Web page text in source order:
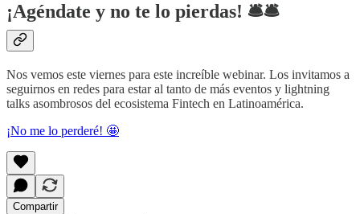
¡Agéndate y no te lo pierdas! 🛎️​🛎️​
Nos vemos este viernes para este increíble webinar. Los invitamos a
seguirnos en redes para estar al tanto de más eventos y lightning
talks asombrosos del ecosistema Fintech en Latinoamérica.
¡No me lo perderé! 🤩
Compartir